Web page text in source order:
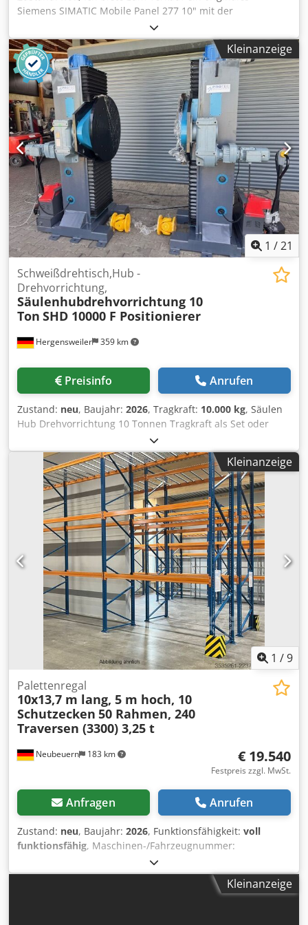
Siemens SIMATIC Mobile Panel 277 10" mit der
Artikelnummer 6AV6645-0BE02-0AX0 an. Das Gerät ist neu,
unbenutzt, stammt aus Lagerbeständen und befindet sich
in der Originalverpackung. Der Bildschirm ist mit einer
werksseitigen Schutzfolie versehen. Im Lieferumfang ist
auch die Originaldokumentation des Herstellers enthalten.
Technische Daten: • Hersteller: Siemens • Serie: SIMATIC
Mobile Panel • Modell: Mobile Panel 277 10" •
Artikelnummer (MPN): 6AV6645-0BE02-0AX0 • Typ: HMI-
Bedienpanel • Touchscreen: 10" • Herstellungsjahr: 2013 •
Herstellungsland: Österreich (Hergestellt in Österreich)
Dkodpfx Aiezru I Dowsr Das Set enthält: • Siemens SIMATIC
Mobile Panel 277 10" • Originalverpackung •
Dokumentation des Herstellers
Kleinanzeige
1 /21
Hergensweiler 359 km
Schweißdrehtisch,Hub -
Drehvorrichtung,
Säulenhubdrehvorrichtung 10
Ton SHD 10000 F Positionierer
Preisinfo Anrufen
Zustand: neu, Baujahr: 2026, Tragkraft: 10.000 kg, Säulen
Hub Drehvorrichtung 10 Tonnen Tragkraft als Set oder
einzeln 2 Seiten angetrieben Maschine wird als Set
synkron oder einzeln angeboten Protec Wendevorrichtung
/ Positionierer Syncrolift Dsdpfxewtq Dts Aiwokr
Doppelsäule, Handfernbedienung Kabellos und manuell
Säulenverstellung 2 mal elektrisch fahrbar (gegen
Aufpreis) Tragfähigkeit 10000 kg , 360° Arbeitshöhe
minimal: 800 mm Arbeitshöhe maximal 1700 mm
Geschwindigkeit 0,5 U/min Spannplattendurchmesser 900
mm Drehbewegung 2 x 2,2 kW Drehmoment 18950 Nm die
Maschine wird auch einzeln als Mono Modell angeboten
(günstiger) auf Wunsch mit Gelenkflansch (Kardanflansch)
Kleinanzeige
1 /9
Neubeuern 183 km
Palettenregal
10x13,7 m lang, 5 m hoch, 10
Schutzecken 50 Rahmen, 240
Traversen (3300) 3,25 t
€ 19.540
Festpreis zzgl. MwSt.
Anfragen Anrufen
Zustand: neu, Baujahr: 2026, Funktionsfähigkeit: voll
funktionsfähig, Maschinen-/Fahrzeugnummer:
, Gesamtlänge:
Regalhöhe:5.000 mm, Anzahl der Regalreihen:10, Lichte
5.000 mm, Rahmenbreite:
Kleinanzeige